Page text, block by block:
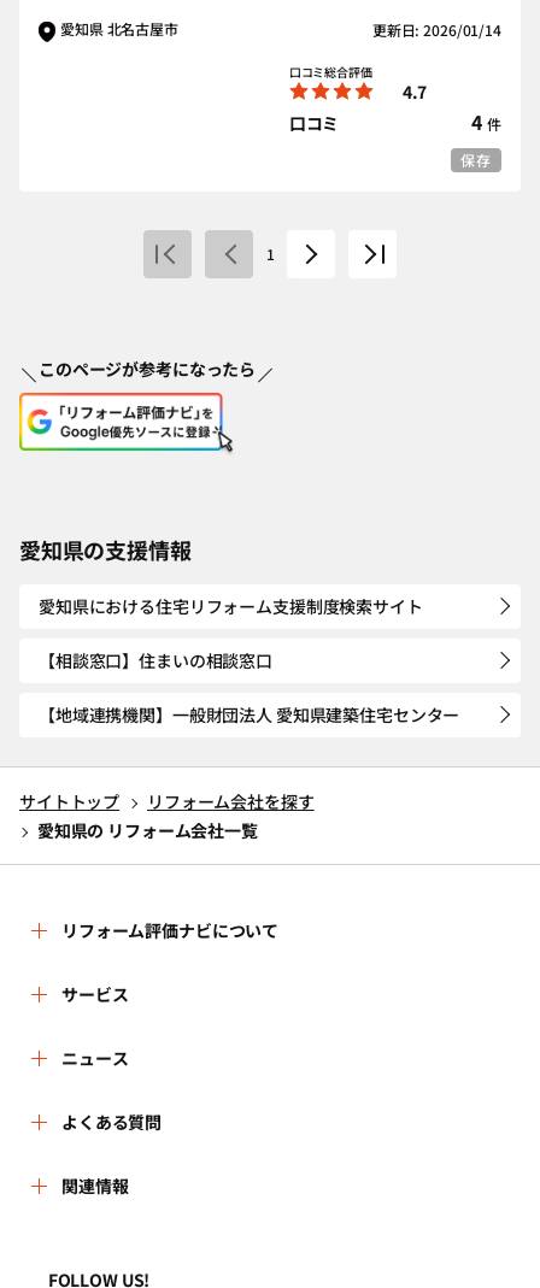
愛知県 北名古屋市 更新日: 2026/01/14
口コミ総合評価
4.7
口コミ
4 件
保存
1
このページが参考になったら
愛知県の支援情報
愛知県における住宅リフォーム支援制度検索サイト
【相談窓口】住まいの相談窓口
【地域連携機関】一般財団法人 愛知県建築住宅センター
サイトトップ
リフォーム会社を探す
愛知県の リフォーム会社一覧
リフォーム評価ナビについて
リフォーム評価ナビとは
運営体制
はじめての方へ
事務局へのお問い合せ
サービス
リフォーム会社を探す
リフォーム事例を見る
リフォームを相談する
ニュース
新着情報
講習会・セミナー
よくある質問
よくある質問
関連情報
FOLLOW US!